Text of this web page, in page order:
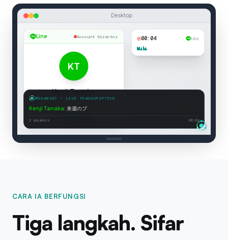
Desktop
Line Account Director
KT
Kenji Tanaka
Account Director
Connected
00:05 Line
SEAMEET — LIVE TRANSCRIPTION
Kenji Tanaka: 来週のプレゼンについて相談したいのですが。
2 speakers 00:05
CARA IA BERFUNGSI
Tiga langkah. Sifar